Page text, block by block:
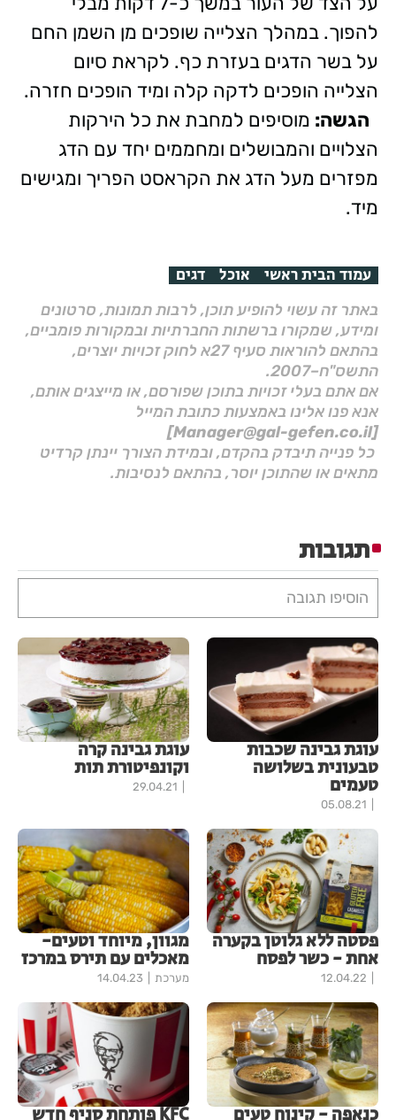
להפוך. במהלך הצלייה שופכים מן השמן החם
על בשר הדגים בעזרת כף. לקראת סיום
הצלייה הופכים לדקה קלה ומיד הופכים חזרה.
הגשה: מוסיפים למחבת את כל הירקות
הצלויים והמבושלים ומחממים יחד עם הדג
מפזרים מעל הדג את הקראסט הפריך ומגישים
מיד.
עמוד הבית ראשי אוכל דגים
באתר זה עשוי להופיע תוכן, לרבות תמונות, סרטונים
ומידע, שמקורו ברשתות החברתיות ובמקורות פומביים,
בהתאם להוראות סעיף 27א לחוק זכויות יוצרים,
התשס"ח–2007.
אם אתם בעלי זכויות בתוכן שפורסם, או מייצגים אותם,
אנא פנו אלינו באמצעות כתובת המייל
[Manager@gal-gefen.co.il]
כל פנייה תיבדק בהקדם, ובמידת הצורך יינתן קרדיט
מתאים או שהתוכן יוסר, בהתאם לנסיבות.
תגובות
הוסיפו תגובה
עוגת גבינה שכבות
טבעונית בשלושה
טעמים
05.08.21
עוגת גבינה קרה
וקונפיטורת תות
29.04.21
פסטה ללא גלוטן בקערה
אחת - כשר לפסח
12.04.22
מגוון, מיוחד וטעים-
מאכלים עם תירס במרכז
מערכת 14.04.23